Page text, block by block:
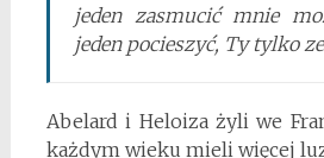
jeden zasmucić mnie
jeden pocieszyć, Ty tylko
Abelard i Heloiza żyli we
każdym wieku mieli więcej